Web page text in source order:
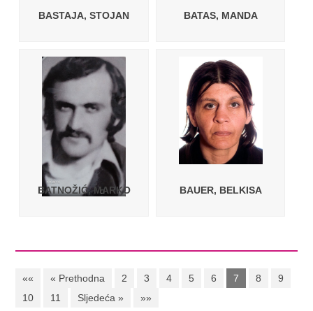
BASTAJA, STOJAN BATAS, MANDA
BATNOŽIĆ, MARKO BAUER, BELKISA
«« « Prethodna 2 3 4 5 6 7 8
9
10
11 Sljedeća » »»